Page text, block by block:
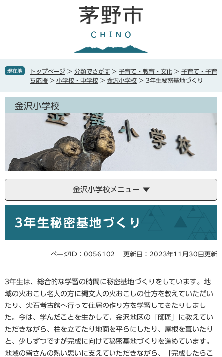
で
ば
本
現在地 トップページ > 分類でさがす > 子育て・教育・文化 > 子育て・子育
ち応援 > 小学校・中学校 > 金沢小学校 > 3年生秘密基地づくり
金沢小学校
金沢小学校メニュー
3年生秘密基地づくり
ページID：0056102 更新日：2023年11月30日更新
3年生は、総合的な学習の時間に秘密基地づくりをしています。地
域の火おこし名人の方に縄文人の火おこしの仕方を教えていただい
たり、尖石考古館へ行って住居の作り方を学習してきたりしまし
た。今は、学んだことを生かして、金沢地区の「師匠」に教えてい
ただきながら、柱を立てたり地面を平らにしたり、屋根を葺いたり
と、少しずつですが完成に向けて秘密基地づくりを進めています。
地域の皆さんの熱い思いに支えていただきながら、「完成したらこ